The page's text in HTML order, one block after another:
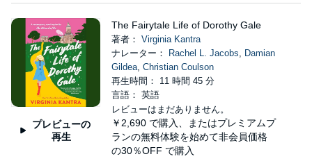
プレビューの
再生
The Fairytale Life of Dorothy Gale
著者： Virginia Kantra
ナレーター：
Rachel L. Jacobs, Damian
Gildea, Christian Coulson
再生時間： 11 時間 45 分
言語： 英語
レビューはまだありません。
￥2,690 で購入、またはプレミアムプ
ランの無料体験を始めて非会員価格
の30％OFF で購入